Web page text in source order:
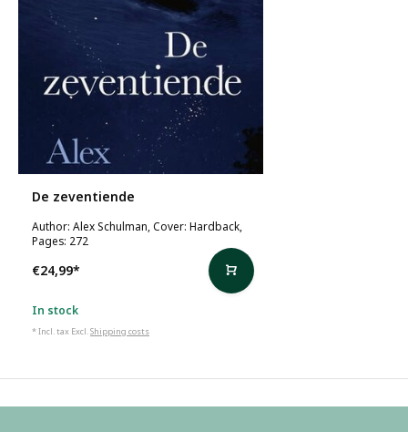
De zeventiende
Author: Alex Schulman, Cover: Hardback,
Pages: 272
€24,99*
In stock
* Incl. tax Excl.Shipping costs